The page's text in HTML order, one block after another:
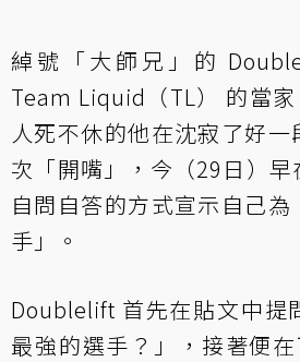
綽號「大師兄」的
Team Liquid（TL） 的當
人死不休的他在沈寂了好
次「開嘴」，今（29日）
自問自答的方式宣示自己
手」。
Doublelift 首先在貼文中提
最強的選手？」，接著便